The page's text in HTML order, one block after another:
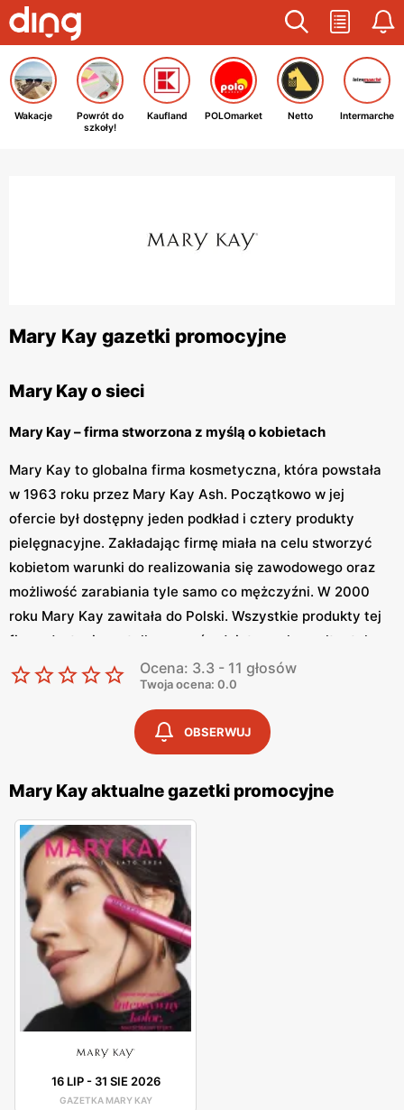
Wakacje
Powrót do
szkoły!
Kaufland POLOmarket Netto Intermarche
Mary Kay gazetki promocyjne
Mary Kay o sieci
Mary Kay – firma stworzona z myślą o kobietach
Mary Kay to globalna firma kosmetyczna, która powstała
w 1963 roku przez Mary Kay Ash. Początkowo w jej
ofercie był dostępny jeden podkład i cztery produkty
pielęgnacyjne. Zakładając firmę miała na celu stworzyć
kobietom warunki do realizowania się zawodowego oraz
możliwość zarabiania tyle samo co mężczyźni. W 2000
roku Mary Kay zawitała do Polski. Wszystkie produkty tej
firmy dostaniemy tylko za pośrednictwem konsultantek,
które dostarczą nam produkty do domu lub biura.
Mary Kay to miejsce, w którym dostaniemy niezwykłe
do pielęgnacji jak i makijażu. Marka oferuje również w
kosmetyki – konsultantki mogą nam również zaoferować
osobistą konsultację na temat pielęgnacji czy makijażu.
Na naszą prośbę będą naszym wsparciem ślubnym,
dostarczą prezenty oraz wiele więcej.
Mary Kay – promocje
Ofertę Mary Kay poznamy z katalogów promocyjnych
oraz ze strony internetowej. Firma oferuje niezwykłe
rabaty na produkty z gazetki. Konsultantki doradzą nam
co kupić w niskich cenach dopasowanego do naszych
potrzeb.
Ocena: 3.3 - 11 głosów
Twoja ocena: 0.0
OBSERWUJ
Mary Kay aktualne gazetki promocyjne
16 LIP- 31 SIE 2026
GAZETKA MARY KAY